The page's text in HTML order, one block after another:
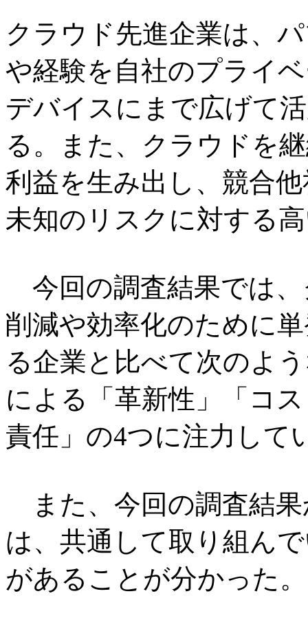
クラウド先進企業は、
や経験を自社のプライ
デバイスにまで広げて
る。また、クラウドを
利益を生み出し、競合
未知のリスクに対する
今回の調査結果では
削減や効率化のために
る企業と比べて次のよ
による「革新性」「コ
責任」の4つに注力して
また、今回の調査結
は、共通して取り組ん
があることが分かった。